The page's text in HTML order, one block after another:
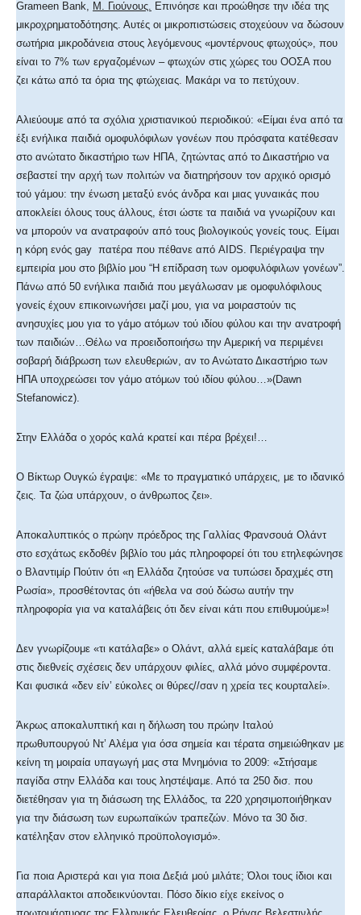
Grameen Bank, Μ. Γιούνους. Επινόησε και προώθησε την ιδέα της
μικροχρηματοδότησης. Αυτές οι μικροπιστώσεις στοχεύουν να δώσουν
σωτήρια μικροδάνεια στους λεγόμενους «μοντέρνους φτωχούς», που
είναι το 7% των εργαζομένων – φτωχών στις χώρες του ΟΟΣΑ που
ζει κάτω από τα όρια της φτώχειας. Μακάρι να το πετύχουν.
Αλιεύουμε από τα σχόλια χριστιανικού περιοδικού: «Είμαι ένα από τα
έξι ενήλικα παιδιά ομοφυλόφιλων γονέων που πρόσφατα κατέθεσαν
στο ανώτατο δικαστήριο των ΗΠΑ, ζητώντας από το Δικαστήριο να
σεβαστεί την αρχή των πολιτών να διατηρήσουν τον αρχικό ορισμό
τού γάμου: την ένωση μεταξύ ενός άνδρα και μιας γυναικάς που
αποκλείει όλους τους άλλους, έτσι ώστε τα παιδιά να γνωρίζουν και
να μπορούν να ανατραφούν από τους βιολογικούς γονείς τους. Είμαι
η κόρη ενός gay πατέρα που πέθανε από AIDS. Περιέγραψα την
εμπειρία μου στο βιβλίο μου “Η επίδραση των ομοφυλόφιλων γονέων”.
Πάνω από 50 ενήλικα παιδιά που μεγάλωσαν με ομοφυλόφιλους
γονείς έχουν επικοινωνήσει μαζί μου, για να μοιραστούν τις
ανησυχίες μου για το γάμο ατόμων τού ιδίου φύλου και την ανατροφή
των παιδιών…Θέλω να προειδοποιήσω την Αμερική να περιμένει
σοβαρή διάβρωση των ελευθεριών, αν το Ανώτατο Δικαστήριο των
ΗΠΑ υποχρεώσει τον γάμο ατόμων τού ιδίου φύλου…»(Dawn
Stefanowicz).
Στην Ελλάδα ο χορός καλά κρατεί και πέρα βρέχει!…
Ο Βίκτωρ Ουγκώ έγραψε: «Με το πραγματικό υπάρχεις, με το ιδανικό
ζεις. Τα ζώα υπάρχουν, ο άνθρωπος ζει».
Αποκαλυπτικός ο πρώην πρόεδρος της Γαλλίας Φρανσουά Ολάντ
στο εσχάτως εκδοθέν βιβλίο του μάς πληροφορεί ότι του ετηλεφώνησε
ο Βλαντιμίρ Πούτιν ότι «η Ελλάδα ζητούσε να τυπώσει δραχμές στη
Ρωσία», προσθέτοντας ότι «ήθελα να σού δώσω αυτήν την
πληροφορία για να καταλάβεις ότι δεν είναι κάτι που επιθυμούμε»!
Δεν γνωρίζουμε «τι κατάλαβε» ο Ολάντ, αλλά εμείς καταλάβαμε ότι
στις διεθνείς σχέσεις δεν υπάρχουν φιλίες, αλλά μόνο συμφέροντα.
Και φυσικά «δεν είν’ εύκολες οι θύρες//σαν η χρεία τες κουρταλεί».
Άκρως αποκαλυπτική και η δήλωση του πρώην Ιταλού
πρωθυπουργού Ντ’ Αλέμα για όσα σημεία και τέρατα σημειώθηκαν με
κείνη τη μοιραία υπαγωγή μας στα Μνημόνια το 2009: «Στήσαμε
παγίδα στην Ελλάδα και τους ληστέψαμε. Από τα 250 δισ. που
διετέθησαν για τη διάσωση της Ελλάδος, τα 220 χρησιμοποιήθηκαν
για την διάσωση των ευρωπαϊκών τραπεζών. Μόνο τα 30 δισ.
κατέληξαν στον ελληνικό προϋπολογισμό».
Για ποια Αριστερά και για ποια Δεξιά μού μιλάτε; Όλοι τους ίδιοι και
απαράλλακτοι αποδεικνύονται. Πόσο δίκιο είχε εκείνος ο